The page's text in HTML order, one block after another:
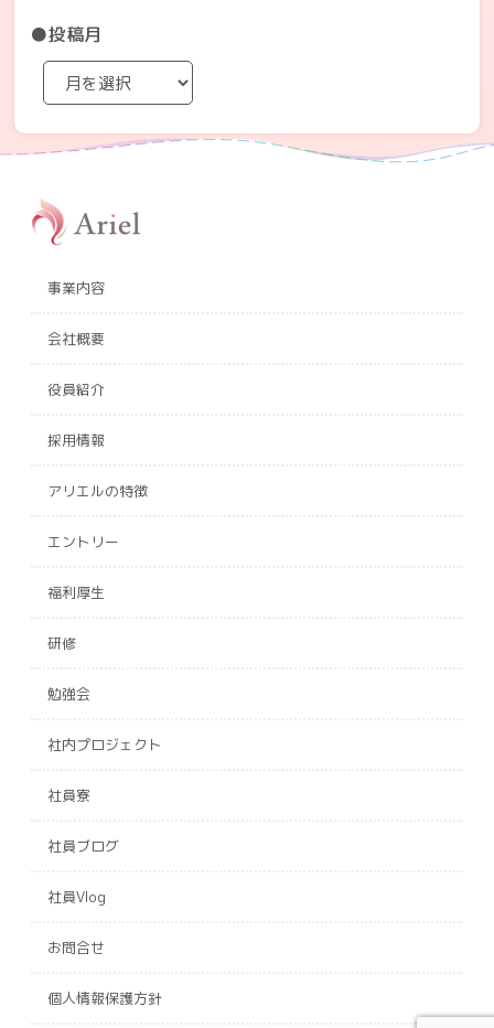
●投稿月
事業内容
会社概要
役員紹介
採用情報
アリエルの特徴
エントリー
福利厚生
研修
勉強会
社内プロジェクト
社員寮
社員ブログ
社員Vlog
お問合せ
個人情報保護方針